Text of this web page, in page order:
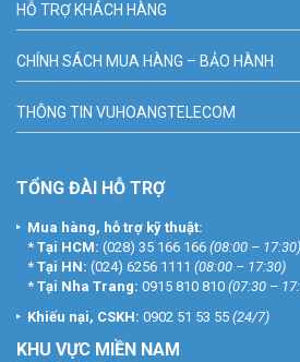
HỖ TRỢ KHÁCH HÀNG
CHÍNH SÁCH MUA HÀNG – BẢO HÀNH
THÔNG TIN VUHOANGTELECOM
TỔNG ĐÀI HỖ TRỢ
Mua hàng, hỗ trợ kỹ thuật:
* Tại HCM: (028) 35 166 166 (08:00 – 17:30)
* Tại HN: (024) 6256 1111 (08:00 – 17:30)
* Tại Nha Trang: 0915 810 810 (07:30 –
Khiếu nại, CSKH: 0902 51 53 55 (24/7)
KHU VỰC MIỀN NAM